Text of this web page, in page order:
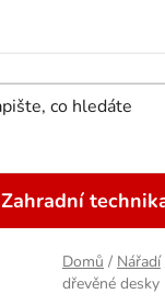
Zahradní
Domů / Nářadí
dřevěné